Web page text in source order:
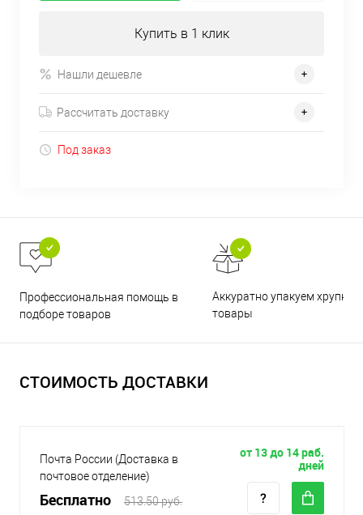
Купить в 1 клик
Нашли дешевле
Рассчитать доставку
Под заказ
Профессиональная помощь в
подборе товаров
Аккуратно упакуем хрупкие
товары
СТОИМОСТЬ ДОСТАВКИ
Почта России (Доставка в
почтовое отделение)
Бесплатно 513.50 руб.
от 13 до 14 раб.
дней